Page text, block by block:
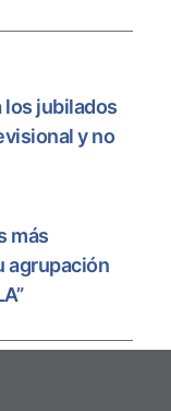
los jubilados
y no
más
agrupación